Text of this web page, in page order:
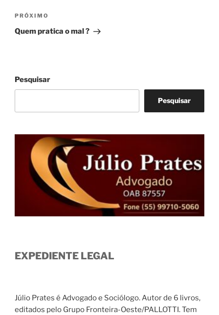
Próximo
post
PRÓXIMO
Quem pratica o mal ?
Pesquisar
Pesquisar
EXPEDIENTE LEGAL
Júlio Prates é Advogado e Sociólogo. Autor de 6 livros,
editados pelo Grupo Fronteira-Oeste/PALLOTTI. Tem